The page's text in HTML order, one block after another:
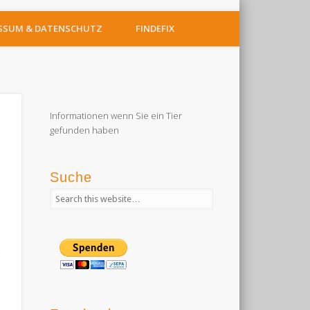
& DATENSCHUTZ FINDEFIX
Informationen wenn Sie ein Tier
gefunden haben
Suche